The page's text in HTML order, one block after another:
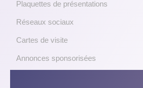
Plaquettes de présentations
Réseaux sociaux
Cartes de visite
Annonces sponsorisées